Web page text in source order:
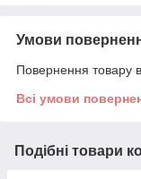
Умови
Повернення товару
Всі умови
Подібні товари